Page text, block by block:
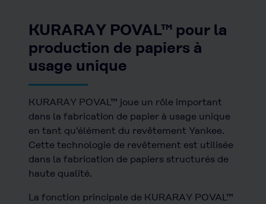
KURARAY POVAL™ pour la
production de papiers à
usage unique
KURARAY POVAL™ joue un rôle important
dans la fabrication de papier à usage unique
en tant qu'élément du revêtement Yankee.
Cette technologie de revêtement est utilisée
dans la fabrication de papiers structurés de
haute qualité.
La fonction principale de KURARAY POVAL™